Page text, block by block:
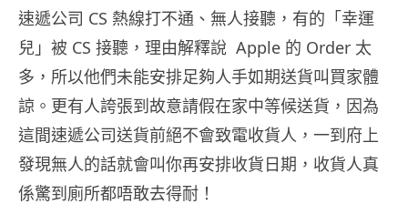
速遞公司 CS 熱線打不通、無人接聽，有的「幸運
兒」被 CS 接聽，理由解釋說 Apple 的 Order 太
多，所以他們未能安排足夠人手如期送貨叫買家體
諒。更有人誇張到故意請假在家中等候送貨，因為
這間速遞公司送貨前絕不會致電收貨人，一到府上
發現無人的話就會叫你再安排收貨日期，收貨人真
係驚到廁所都唔敢去得耐！